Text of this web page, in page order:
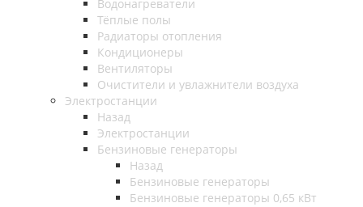
Водонагреватели
Тёплые полы
Радиаторы отопления
Кондиционеры
Вентиляторы
Очистители и увлажнители воздуха
Электростанции
Назад
Электростанции
Бензиновые генераторы
Назад
Бензиновые генераторы
Бензиновые генераторы 0,65 кВт